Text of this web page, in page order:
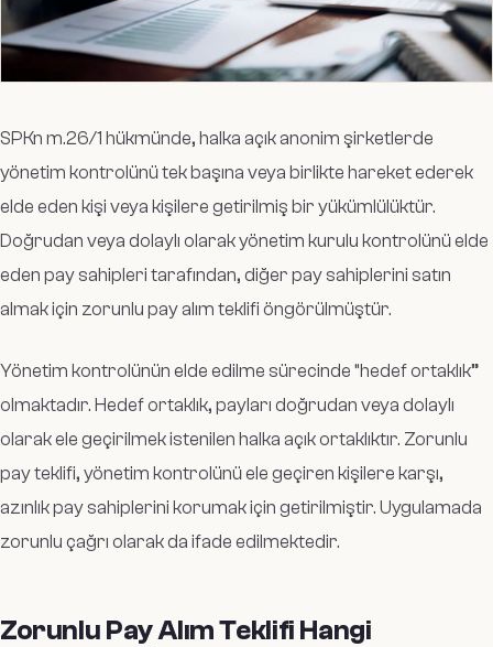
SPKn m.26/1 hükmünde, halka açık anonim şirketlerde
yönetim kontrolünü tek başına veya birlikte hareket ederek
elde eden kişi veya kişilere getirilmiş bir yükümlülüktür.
Doğrudan veya dolaylı olarak yönetim kurulu kontrolünü elde
eden pay sahipleri tarafından, diğer pay sahiplerini satın
almak için zorunlu pay alım teklifi öngörülmüştür.
Yönetim kontrolünün elde edilme sürecinde “hedef ortaklık”
olmaktadır. Hedef ortaklık, payları doğrudan veya dolaylı
olarak ele geçirilmek istenilen halka açık ortaklıktır. Zorunlu
pay teklifi, yönetim kontrolünü ele geçiren kişilere karşı,
azınlık pay sahiplerini korumak için getirilmiştir. Uygulamada
zorunlu çağrı olarak da ifade edilmektedir.
Zorunlu Pay Alım Teklifi Hangi